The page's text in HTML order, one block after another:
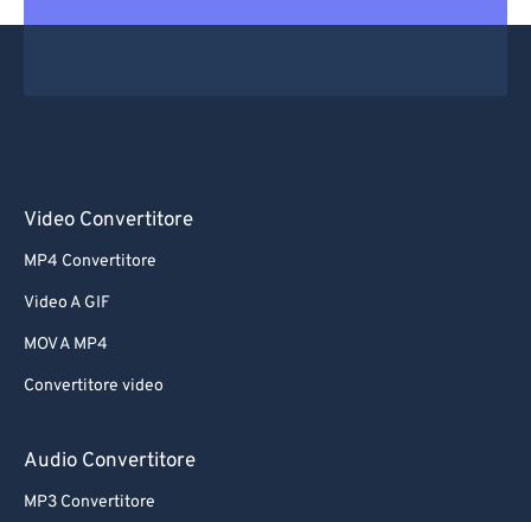
Video Convertitore
MP4 Convertitore
Video A GIF
MOV A MP4
Convertitore video
Audio Convertitore
MP3 Convertitore